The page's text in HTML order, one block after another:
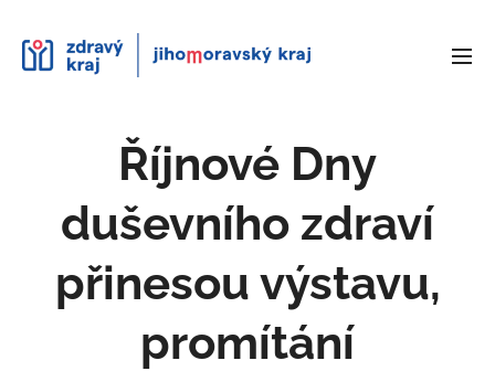
Říjnové Dny
duševního zdraví
přinesou výstavu,
promítání